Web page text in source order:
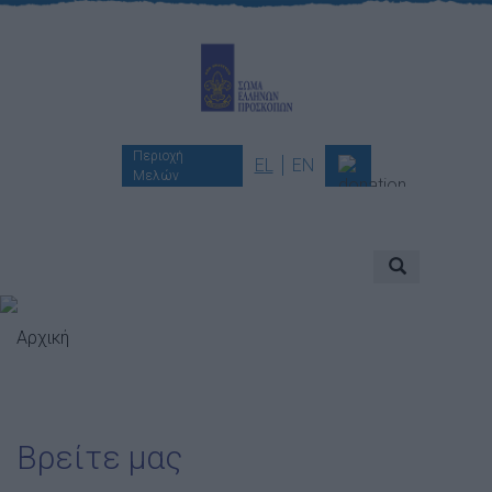
Περιοχή
Μελών
EL EN
Προσκοπισμός
Χορηγοί & Υποστηρικτές
Βραβεία & Διακρίσεις
Αρχική
Βρείτε μας